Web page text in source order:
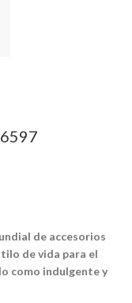
de accesorios
de vida para el
como indulgente y